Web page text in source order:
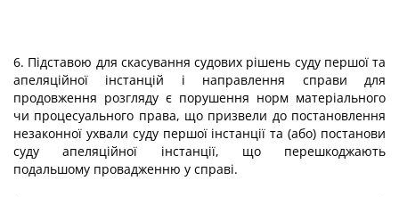
6. Підставою для скасування судових рішень суду першої та
апеляційної інстанцій і направлення справи для
продовження розгляду є порушення норм матеріального
чи процесуального права, що призвели до постановлення
незаконної ухвали суду першої інстанції та (або) постанови
суду апеляційної інстанції, що перешкоджають
подальшому провадженню у справі.